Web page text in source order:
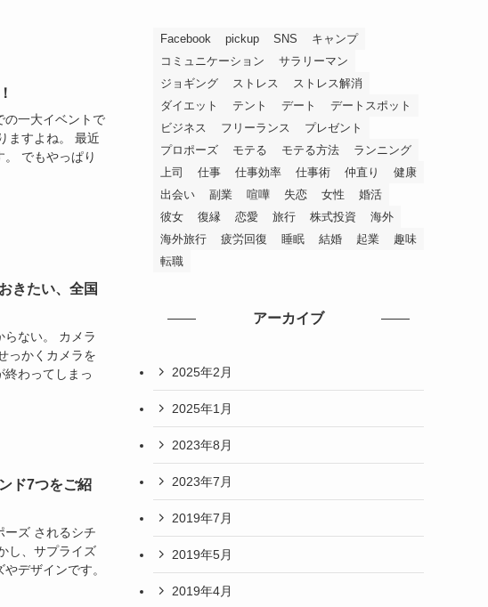
の一大イベントで
ますよね。 最近
でもやっぱり
きたい、全国
ない。 カメラ
っかくカメラを
わってしまっ
ド7つをご紹
ーズ されるシチ
し、サプライズ
デザインです。
Facebook pickup SNS
キャンプ
コミュニケーション
サラリーマン
ジョギング
ストレス
ストレス解消
ダイエット
テント デート
デートスポット
ビジネス
フリーランス
プレゼント
プロポーズ
モテる モテる方法
ランニング
上司
仕事 仕事効率 仕事術 仲直り
健康
出会い
副業 喧嘩 失恋 女性
婚活
彼女
復縁 恋愛 旅行 株式投資
海外
海外旅行
疲労回復 睡眠 結婚 起業
趣味
転職
アーカイブ
2025年2月
2025年1月
2023年8月
2023年7月
2019年7月
2019年5月
2019年4月